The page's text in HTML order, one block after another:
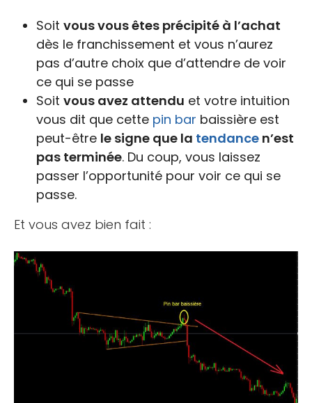
Soit vous vous êtes précipité à l’achat
dès le franchissement et vous n’aurez
pas d’autre choix que d’attendre de voir
ce qui se passe
Soit vous avez attendu et votre intuition
vous dit que cette pin bar baissière est
peut-être le signe que la tendance n’est
pas terminée. Du coup, vous laissez
passer l’opportunité pour voir ce qui se
passe.
Et vous avez bien fait :